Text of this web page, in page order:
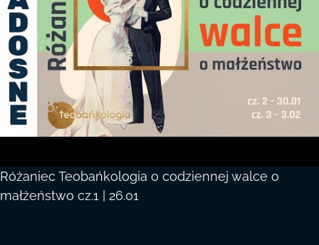
Różaniec Teobańkologia o codziennej walce o
małżeństwo cz.1 | 26.01